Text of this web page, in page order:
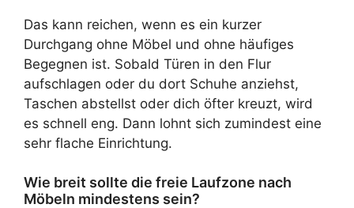
Das kann reichen, wenn es ein kurzer
Durchgang ohne Möbel und ohne häufiges
Begegnen ist. Sobald Türen in den Flur
aufschlagen oder du dort Schuhe anziehst,
Taschen abstellst oder dich öfter kreuzt, wird
es schnell eng. Dann lohnt sich zumindest eine
sehr flache Einrichtung.
Wie breit sollte die freie Laufzone nach
Möbeln mindestens sein?